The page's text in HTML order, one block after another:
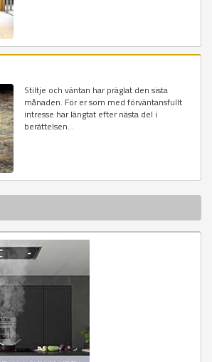
Stiltje och väntan har präglat den sista
månaden. För er som med förväntansfullt
intresse har längtat efter nästa del i
berättelsen...